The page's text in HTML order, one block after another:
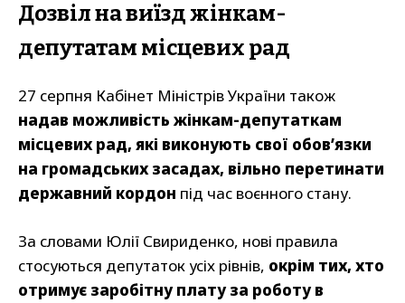
Дозвіл на виїзд жінкам-
депутатам місцевих рад
27 серпня Кабінет Міністрів України також
надав можливість жінкам-депутаткам
місцевих рад, які виконують свої обов’язки
на громадських засадах, вільно перетинати
державний кордон під час воєнного стану.
За словами Юлії Свириденко, нові правила
стосуються депутаток усіх рівнів, окрім тих, хто
отримує заробітну плату за роботу в